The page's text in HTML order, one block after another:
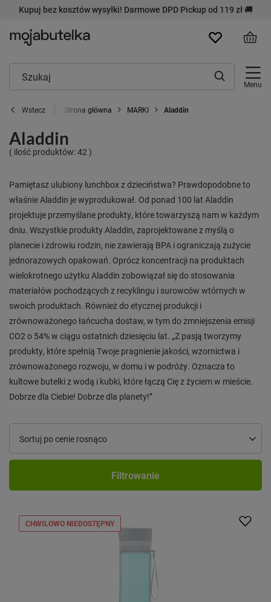
Kupuj bez kosztów wysyłki! Darmowe DPD Pickup od 119 zł 🚚
Menu
Wstecz Strona główna MARKI Aladdin
Aladdin
( ilość produktów:42)
Pamiętasz ulubiony lunchbox z dzieciństwa? Prawdopodobne to
właśnie Aladdin je wyprodukował. Od ponad 100 lat Aladdin
projektuje przemyślane produkty, które towarzyszą nam w każdym
dniu. Wszystkie produkty Aladdin, zaprojektowane z myślą o
planecie i zdrowiu rodzin, nie zawierają BPA i ograniczają zużycie
jednorazowych opakowań. Oprócz koncentracji na produktach
wielokrotnego użytku Aladdin zobowiązał się do stosowania
materiałów pochodzących z recyklingu i surowców wtórnych w
swoich produktach. Również do etycznej produkcji i
zrównoważonego łańcucha dostaw, w tym do zmniejszenia emisji
CO2 o 54% w ciągu ostatnich dziesięciu lat. „Z pasją tworzymy
produkty, które spełnią Twoje pragnienie jakości, wzornictwa i
zrównoważonego rozwoju, w domu i w podróży. Oznacza to
kultowe butelki z wodą i kubki, które łączą Cię z życiem w mieście.
Dobrze dla Ciebie! Dobrze dla planety!”
Zmień sortowanie
Sortuj po cenie rosnąco
Filtrowanie
CHWILOWO NIEDOSTĘPNY